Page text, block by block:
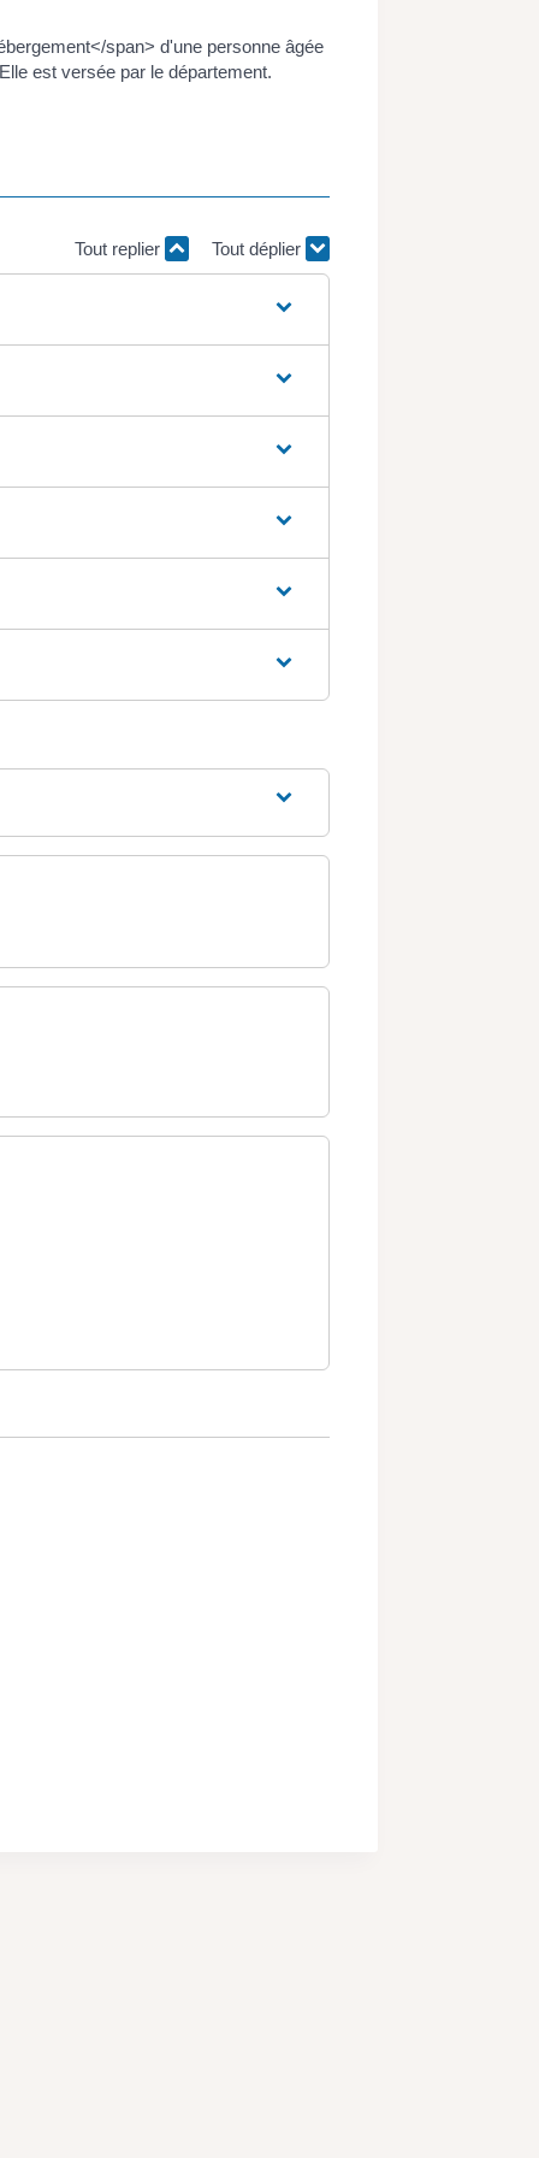
span> d'une personne âgée
est versée par le département.
Tout replier Tout déplier